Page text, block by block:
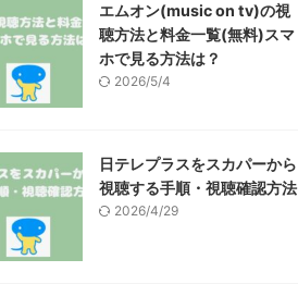
エムオン(music on tv)の視
聴方法と料金一覧(無料)スマ
ホで見る方法は？
2026/5/4
日テレプラスをスカパーから
視聴する手順・視聴確認方法
2026/4/29